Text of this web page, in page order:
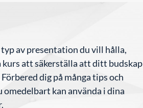
av presentation du vill hålla,
kurs att säkerställa att ditt budskap
dig på många tips och
omedelbart kan använda i dina